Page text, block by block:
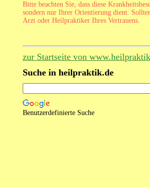
Bitte beachten Sie, dass diese
sondern nur Ihrer Orientierung dient.
Arzt oder Heilpraktiker Ihres Vertrauens.
zur Startseite von
Suche in heilpraktik.de
Benutzerdefinierte Suche